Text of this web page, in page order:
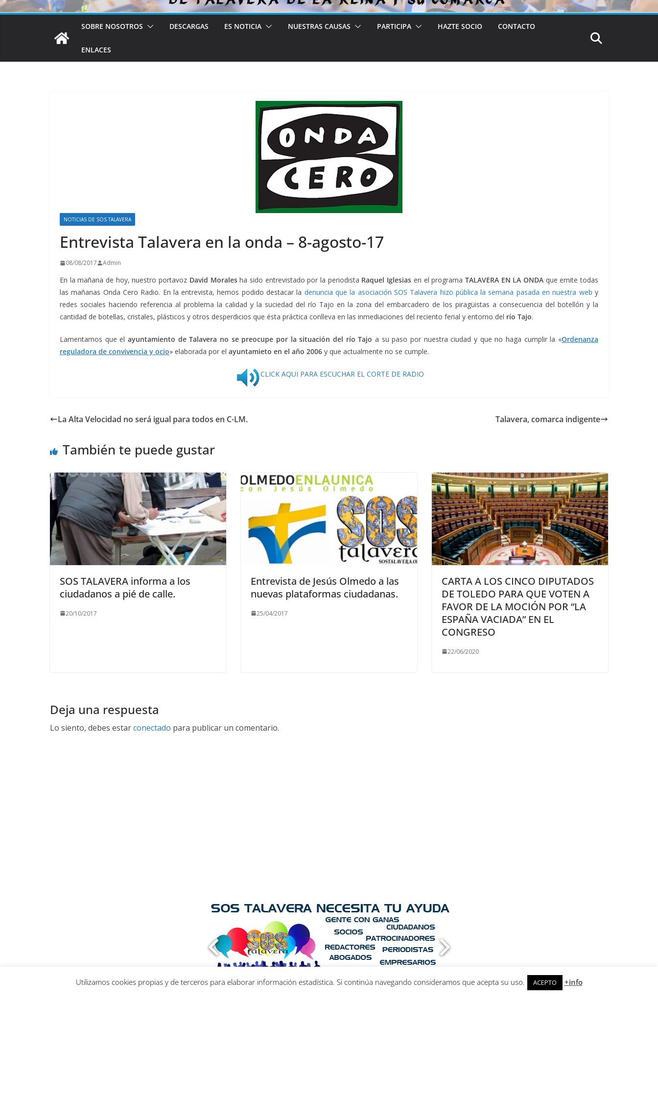
SOBRE NOSOTROS DESCARGAS ES NOTICIA NUESTRAS CAUSAS PARTICIPA HAZTE SOCIO CONTACTO
ENLACES
NOTICIAS DE SOS TALAVERA
Entrevista Talavera en la onda – 8-agosto-17
08/08/2017 Admin
En la mañana de hoy, nuestro portavoz David Moralesha sido entrevistado por la periodista Raquel Iglesias en el programa TALAVERA EN LA ONDAque emite todas
las mañanas Onda Cero Radio. En la entrevista, hemos podido destacar la denuncia que la asociación SOS Talavera hizo pública la semana pasada en nuestra web y
redes sociales haciendo referencia al problema la calidad y la suciedad del río Tajo en la zona del embarcadero de los piragüistas a consecuencia del botellón y la
cantidad de botellas, cristales, plásticos y otros desperdicios que ésta práctica conlleva en las inmediaciones del reciento ferial y entorno del río Tajo.
Lamentamos que el ayuntamiento de Talavera no se preocupe por la situación del río Tajo a su paso por nuestra ciudad y que no haga cumplir la «Ordenanza
reguladora de convivencia y ocio» elaborada por el ayuntamieto en el año 2006 y que actualmente no se cumple.
CLICK AQUI PARA ESCUCHAR EL CORTE DE RADIO
La Alta Velocidad no será igual para todos en C-LM. Talavera, comarca indigente
También te puede gustar
SOS TALAVERA informa a los
ciudadanos a pié de calle.
20/10/2017
Entrevista de Jesús Olmedo a las
nuevas plataformas ciudadanas.
25/04/2017
CARTA A LOS CINCO DIPUTADOS
DE TOLEDO PARA QUE VOTEN A
FAVOR DE LA MOCIÓN POR “LA
ESPAÑA VACIADA” EN EL
CONGRESO
22/06/2020
Deja una respuesta
Lo siento, debes estarconectado para publicar un comentario.
Utilizamos cookies propias y de terceros para elaborar información estadística. Si continúa navegando consideramos que acepta su uso. ACEPTO +info